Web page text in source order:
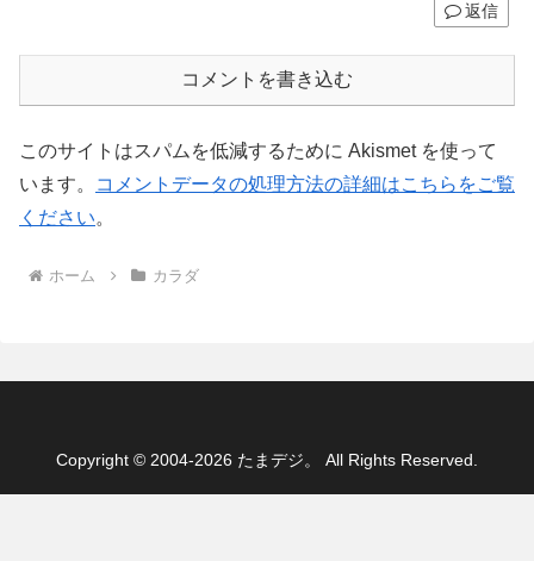
返信
コメントを書き込む
このサイトはスパムを低減するために Akismet を使って
います。
コメントデータの処理方法の詳細はこちらをご覧
ください。
ホーム カラダ
Copyright © 2004-2026 たまデジ。 All Rights Reserved.